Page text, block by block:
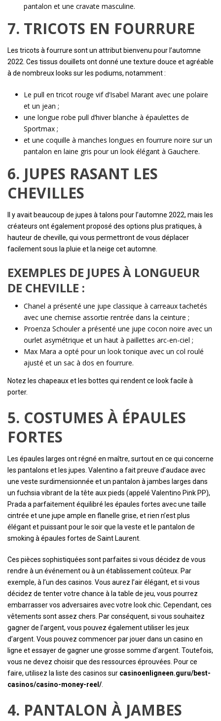
pantalon et une cravate masculine.
7. TRICOTS EN FOURRURE
Les tricots à fourrure sont un attribut bienvenu pour l’automne
2022. Ces tissus douillets ont donné une texture douce et agréable
à de nombreux looks sur les podiums, notamment :
Le pull en tricot rouge vif d’Isabel Marant avec une polaire
et un jean ;
une longue robe pull d’hiver blanche à épaulettes de
Sportmax ;
et une coquille à manches longues en fourrure noire sur un
pantalon en laine gris pour un look élégant à Gauchere.
6. JUPES RASANT LES
CHEVILLES
Il y avait beaucoup de jupes à talons pour l’automne 2022, mais les
créateurs ont également proposé des options plus pratiques, à
hauteur de cheville, qui vous permettront de vous déplacer
facilement sous la pluie et la neige cet automne.
EXEMPLES DE JUPES À LONGUEUR
DE CHEVILLE :
Chanel a présenté une jupe classique à carreaux tachetés
avec une chemise assortie rentrée dans la ceinture ;
Proenza Schouler a présenté une jupe cocon noire avec un
ourlet asymétrique et un haut à paillettes arc-en-ciel ;
Max Mara a opté pour un look tonique avec un col roulé
ajusté et un sac à dos en fourrure.
Notez les chapeaux et les bottes qui rendent ce look facile à
porter.
5. COSTUMES À ÉPAULES
FORTES
Les épaules larges ont régné en maître, surtout en ce qui concerne
les pantalons et les jupes. Valentino a fait preuve d’audace avec
une veste surdimensionnée et un pantalon à jambes larges dans
un fuchsia vibrant de la tête aux pieds (appelé Valentino Pink PP),
Prada a parfaitement équilibré les épaules fortes avec une taille
cintrée et une jupe ample en flanelle grise, et rien n’est plus
élégant et puissant pour le soir que la veste et le pantalon de
smoking à épaules fortes de Saint Laurent.
Ces pièces sophistiquées sont parfaites si vous décidez de vous
rendre à un événement ou à un établissement coûteux. Par
exemple, à l’un des casinos. Vous aurez l’air élégant, et si vous
décidez de tenter votre chance à la table de jeu, vous pourrez
embarrasser vos adversaires avec votre look chic. Cependant, ces
vêtements sont assez chers. Par conséquent, si vous souhaitez
gagner de l’argent, vous pouvez également utiliser les jeux
d’argent. Vous pouvez commencer par jouer dans un casino en
ligne et essayer de gagner une grosse somme d’argent. Toutefois,
vous ne devez choisir que des ressources éprouvées. Pour ce
faire, utilisez la liste des casinos sur casinoenligneen.guru/best-
casinos/casino-money-reel/
4. PANTALON À JAMBES